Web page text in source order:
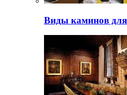
Виды каминов для